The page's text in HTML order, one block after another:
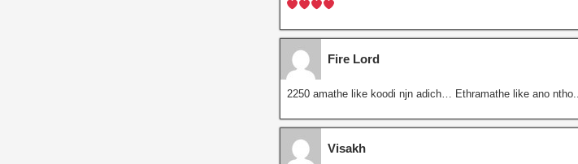
Fire Lord
2250 amathe like koodi njn adich… Ethramathe like ano
Visakh